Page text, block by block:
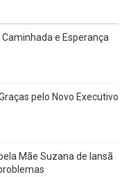
e Esperança
pelo Novo Executivo
Mãe Suzana de Iansã